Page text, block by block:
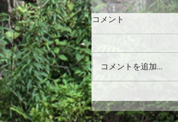
「ディテール」
コメント
コメントを追加…